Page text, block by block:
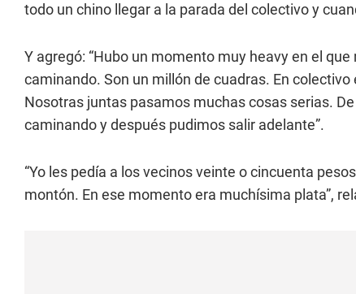
todo un chino llegar a la parada del colectivo y
Y agregó: “Hubo un momento muy heavy en el
caminando. Son un millón de cuadras. En
Nosotras juntas pasamos muchas cosas serias.
caminando y después pudimos salir adelante”.
“Yo les pedía a los vecinos veinte o cincuenta
montón. En ese momento era muchísima plata”,